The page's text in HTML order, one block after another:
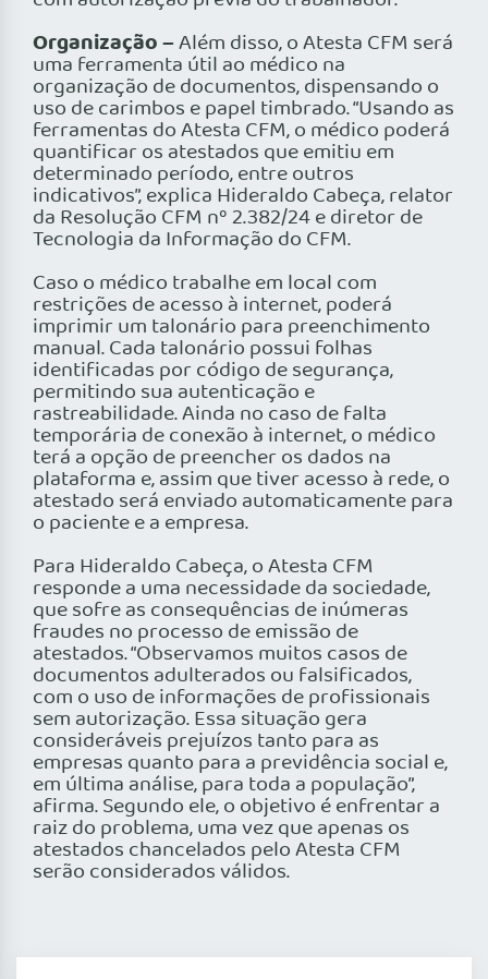
Organização –Além disso, o Atesta CFM será
uma ferramenta útil ao médico na
organização de documentos, dispensando o
uso de carimbos e papel timbrado. “Usando as
ferramentas do Atesta CFM, o médico poderá
quantificar os atestados que emitiu em
determinado período, entre outros
indicativos”, explica Hideraldo Cabeça, relator
da Resolução CFM nº 2.382/24 e diretor de
Tecnologia da Informação do CFM.
Caso o médico trabalhe em local com
restrições de acesso à internet, poderá
imprimir um talonário para preenchimento
manual. Cada talonário possui folhas
identificadas por código de segurança,
permitindo sua autenticação e
rastreabilidade. Ainda no caso de falta
temporária de conexão à internet, o médico
terá a opção de preencher os dados na
plataforma e, assim que tiver acesso à rede, o
atestado será enviado automaticamente para
o paciente e a empresa.
Para Hideraldo Cabeça, o Atesta CFM
responde a uma necessidade da sociedade,
que sofre as consequências de inúmeras
fraudes no processo de emissão de
atestados. “Observamos muitos casos de
documentos adulterados ou falsificados,
com o uso de informações de profissionais
sem autorização. Essa situação gera
consideráveis prejuízos tanto para as
empresas quanto para a previdência social e,
em última análise, para toda a população”,
afirma. Segundo ele, o objetivo é enfrentar a
raiz do problema, uma vez que apenas os
atestados chancelados pelo Atesta CFM
serão considerados válidos.